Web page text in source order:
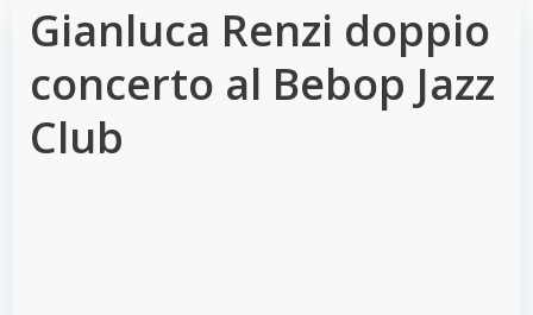
Gianluca Renzi doppio
concerto al Bebop Jazz
Club